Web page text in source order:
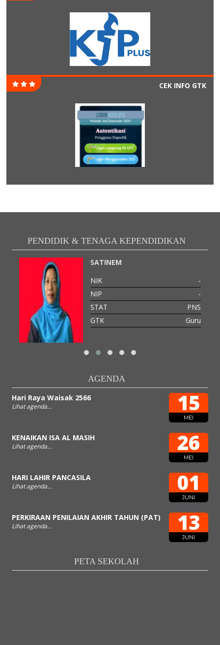
CEK INFO GTK
PENDIDIK & TENAGA KEPENDIDIKAN
SATINEM
NIK
-
NIP
-
STAT
PNS
GTK
Guru
AGENDA
15
MEI
Hari Raya Waisak 2566
Lihat agenda...
26
MEI
KENAIKAN ISA AL MASIH
Lihat agenda...
01
JUNI
HARI LAHIR PANCASILA
Lihat agenda...
13
JUNI
PERKIRAAN PENILAIAN AKHIR TAHUN (PAT)
Lihat agenda...
PETA SEKOLAH